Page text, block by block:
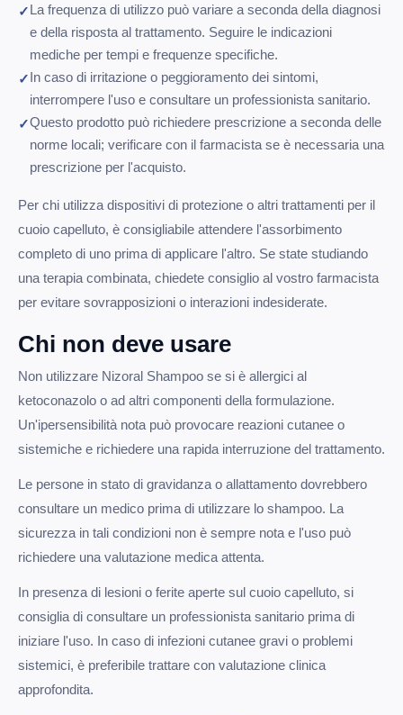
La frequenza di utilizzo può variare a seconda della diagnosi
e della risposta al trattamento. Seguire le indicazioni
mediche per tempi e frequenze specifiche.
In caso di irritazione o peggioramento dei sintomi,
interrompere l'uso e consultare un professionista sanitario.
Questo prodotto può richiedere prescrizione a seconda delle
norme locali; verificare con il farmacista se è necessaria una
prescrizione per l'acquisto.
Per chi utilizza dispositivi di protezione o altri trattamenti per il
cuoio capelluto, è consigliabile attendere l'assorbimento
completo di uno prima di applicare l'altro. Se state studiando
una terapia combinata, chiedete consiglio al vostro farmacista
per evitare sovrapposizioni o interazioni indesiderate.
Chi non deve usare
Non utilizzare Nizoral Shampoo se si è allergici al
ketoconazolo o ad altri componenti della formulazione.
Un'ipersensibilità nota può provocare reazioni cutanee o
sistemiche e richiedere una rapida interruzione del trattamento.
Le persone in stato di gravidanza o allattamento dovrebbero
consultare un medico prima di utilizzare lo shampoo. La
sicurezza in tali condizioni non è sempre nota e l'uso può
richiedere una valutazione medica attenta.
In presenza di lesioni o ferite aperte sul cuoio capelluto, si
consiglia di consultare un professionista sanitario prima di
iniziare l'uso. In caso di infezioni cutanee gravi o problemi
sistemici, è preferibile trattare con valutazione clinica
approfondita.